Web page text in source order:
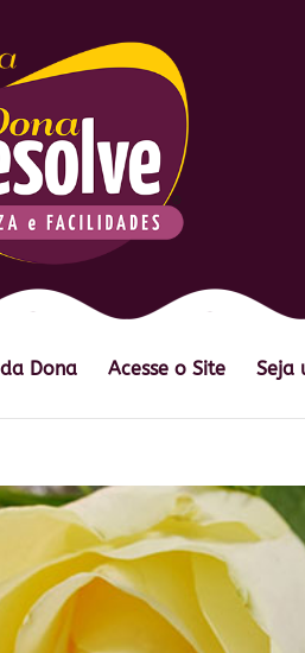
Dona Acesse o Site Seja